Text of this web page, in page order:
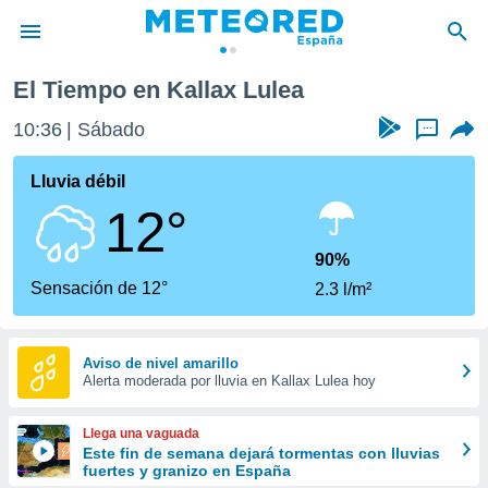
de
por
se
calidad.
a este
las
y
forma
digital
basada
El Tiempo en Kallax Lulea
10:36 Sábado ...
Lluvia débil
12°
Sensación de 12°
90%
2.3 l/m²
Aviso de nivel amarillo
Alerta moderada por lluvia en Kallax Lulea hoy
Llega una vaguada
Este fin de semana dejará tormentas con lluvias
fuertes y granizo en España